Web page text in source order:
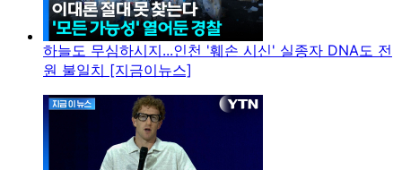
하늘도 무심하시지...인천 '훼손 시신' 실종자 DNA도 전
원 불일치 [지금이뉴스]